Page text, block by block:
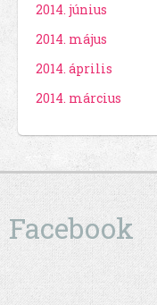
2014. június
2014. május
2014. április
2014. március
Facebook